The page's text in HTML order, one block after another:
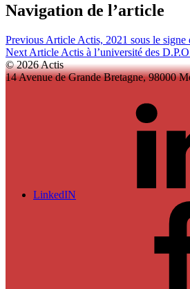
Navigation de l’article
Previous Article Actis, 2021 sous le signe
Next Article Actis à l’université des
© 2026 Actis
14 Avenue de Grande Bretagne, 98000
LinkedIN